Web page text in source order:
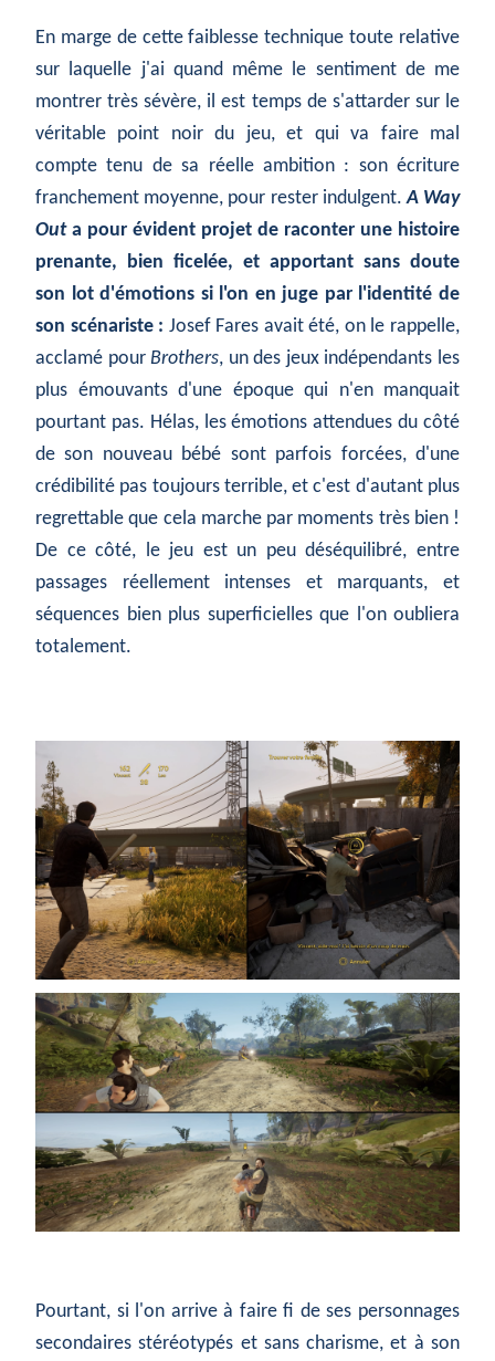
En marge de cette faiblesse technique toute relative
sur laquelle j'ai quand même le sentiment de me
montrer très sévère, il est temps de s'attarder sur le
véritable point noir du jeu, et qui va faire mal
compte tenu de sa réelle ambition : son écriture
franchement moyenne, pour rester indulgent.A Way
Out a pour évident projet de raconter une histoire
prenante, bien ficelée, et apportant sans doute
son lot d'émotions si l'on en juge par l'identité de
son scénariste : Josef Fares avait été, on le rappelle,
acclamé pourBrothers, un des jeux indépendants les
plus émouvants d'une époque qui n'en manquait
pourtant pas. Hélas, les émotions attendues du côté
de son nouveau bébé sont parfois forcées, d'une
crédibilité pas toujours terrible, et c'est d'autant plus
regrettable que cela marche par moments très bien !
De ce côté, le jeu est un peu déséquilibré, entre
passages réellement intenses et marquants, et
séquences bien plus superficielles que l'on oubliera
totalement.
Pourtant, si l'on arrive à faire fi de ses personnages
secondaires stéréotypés et sans charisme, et à son